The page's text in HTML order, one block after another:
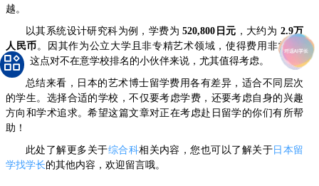
越。
以其系统设计研究科为例，学费为520,800日元 ，大约为 2.9万
人民币 。因其作为公立大学且非专精艺术领域，使得费用非常“亲
民”。这点对不在意学校排名的小伙伴来说，尤其值得考虑。
总结来看，日本的艺术博士留学费用各有差异，适合不同层次
的学生。选择合适的学校，不仅要考虑学费，还要考虑自身的兴趣
方向和学术追求。希望这篇文章对正在考虑赴日留学的你们有所帮
助！
此处了解更多关于综合科相关内容，您也可以了解关于 日本留
学找学长的其他内容，欢迎留言哦。